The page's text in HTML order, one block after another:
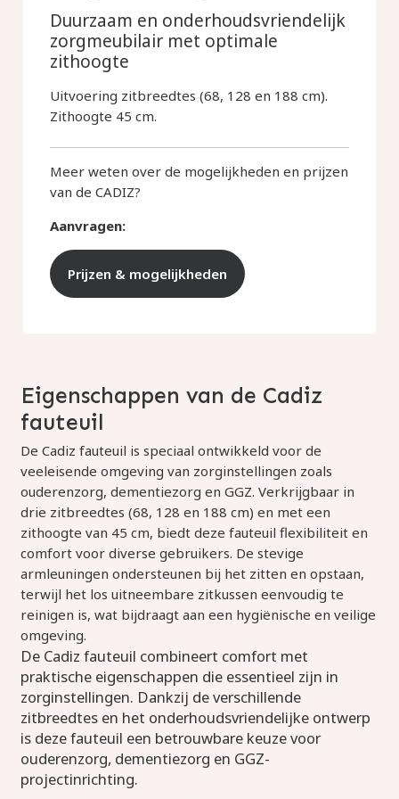
Duurzaam en onderhoudsvriendelijk
zorgmeubilair met optimale
zithoogte
Uitvoering zitbreedtes (68, 128 en 188 cm).
Zithoogte 45 cm.
Meer weten over de mogelijkheden en prijzen
van de CADIZ?
Aanvragen:
Prijzen & mogelijkheden
Eigenschappen van de Cadiz
fauteuil
De Cadiz fauteuil is speciaal ontwikkeld voor de
veeleisende omgeving van zorginstellingen zoals
ouderenzorg, dementiezorg en GGZ. Verkrijgbaar in
drie zitbreedtes (68, 128 en 188 cm) en met een
zithoogte van 45 cm, biedt deze fauteuil flexibiliteit en
comfort voor diverse gebruikers. De stevige
armleuningen ondersteunen bij het zitten en opstaan,
terwijl het los uitneembare zitkussen eenvoudig te
reinigen is, wat bijdraagt aan een hygiënische en veilige
omgeving.
De Cadiz fauteuil combineert comfort met
praktische eigenschappen die essentieel zijn in
zorginstellingen. Dankzij de verschillende
zitbreedtes en het onderhoudsvriendelijke ontwerp
is deze fauteuil een betrouwbare keuze voor
ouderenzorg, dementiezorg en GGZ-
projectinrichting.